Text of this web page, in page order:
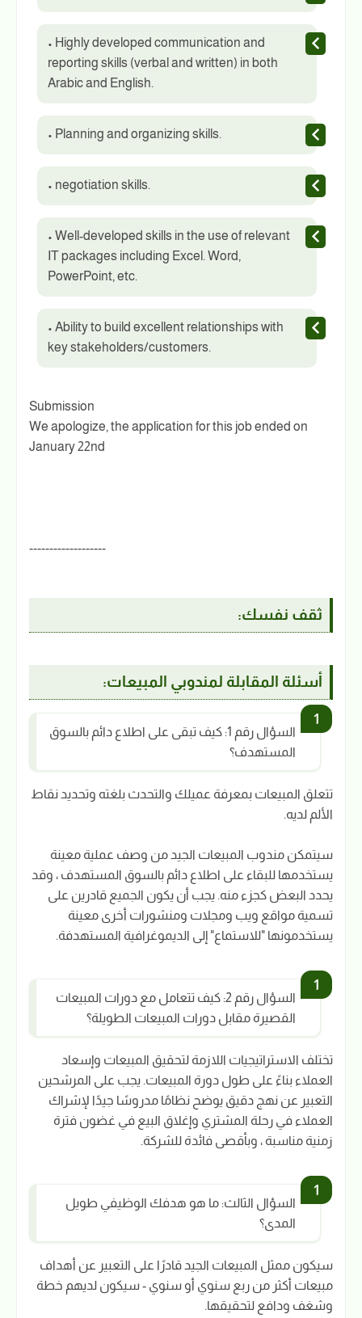
• Highly developed communication and
reporting skills (verbal and written) in both
Arabic and English.
• Planning and organizing skills.
• negotiation skills.
• Well-developed skills in the use of relevant
IT packages including Excel. Word,
PowerPoint, etc.
• Ability to build excellent relationships with
key stakeholders/customers.
Submission
We apologize, the application for this job ended on
January 22nd
-------------------
ثقف نفسك:
أسئلة المقابلة لمندوبي المبيعات:
السؤال رقم 1: كيف تبقى على اطلاع دائم بالسوق
المستهدف؟
تتعلق المبيعات بمعرفة عميلك والتحدث بلغته وتحديد نقاط
الألم لديه.
سيتمكن مندوب المبيعات الجيد من وصف عملية معينة
يستخدمها للبقاء على اطلاع دائم بالسوق المستهدف ، وقد
يحدد البعض كجزء منه. يجب أن يكون الجميع قادرين على
تسمية مواقع ويب ومجلات ومنشورات أخرى معينة
يستخدمونها "للاستماع" إلى الديموغرافية المستهدفة.
السؤال رقم 2: كيف تتعامل مع دورات المبيعات
القصيرة مقابل دورات المبيعات الطويلة؟
تختلف الاستراتيجيات اللازمة لتحقيق المبيعات وإسعاد
العملاء بناءً على طول دورة المبيعات. يجب على المرشحين
التعبير عن نهج دقيق يوضح نظامًا مدروسًا جيدًا لإشراك
العملاء في رحلة المشتري وإغلاق البيع في غضون فترة
زمنية مناسبة ، وبأقصى فائدة للشركة.
السؤال الثالث: ما هو هدفك الوظيفي طويل
المدى؟
سيكون ممثل المبيعات الجيد قادرًا على التعبير عن أهداف
مبيعات أكثر من ربع سنوي أو سنوي - سيكون لديهم خطة
وشغف ودافع لتحقيقها.